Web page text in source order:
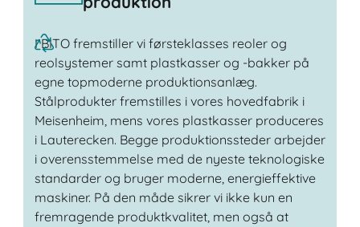
I BITO fremstiller vi førsteklasses reoler og
reolsystemer samt plastkasser og -bakker på
egne topmoderne produktionsanlæg.
Stålprodukter fremstilles i vores hovedfabrik i
Meisenheim, mens vores plastkasser produceres
i Lauterecken. Begge produktionssteder arbejder
i overensstemmelse med de nyeste teknologiske
standarder og bruger moderne, energieffektive
maskiner. På den måde sikrer vi ikke kun en
fremragende produktkvalitet, men også at